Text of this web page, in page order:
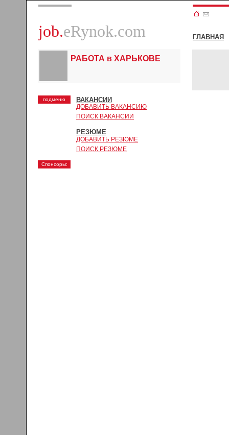
job.eRynok.com ГЛАВНАЯ
РАБОТА в ХАРЬКОВЕ
подменю ВАКАНСИИ
ДОБАВИТЬ ВАКАНСИЮ
ПОИСК ВАКАНСИИ
РЕЗЮМЕ
ДОБАВИТЬ РЕЗЮМЕ
ПОИСК РЕЗЮМЕ
Спонсоры: